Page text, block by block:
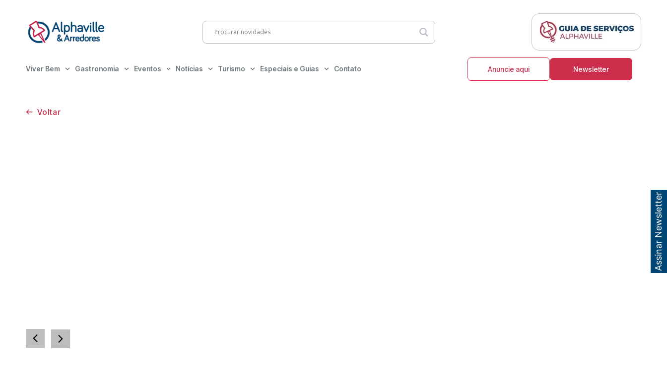
Viver Bem Gastronomia Eventos Notícias Turismo Especiais e Guias Contato Anuncie aqui Newsletter
Voltar
Assinar Newsletter